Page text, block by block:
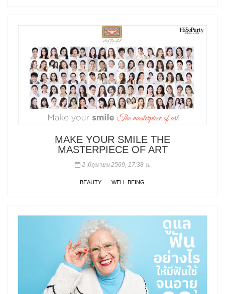
MAKE YOUR SMILE THE
MASTERPIECE OF ART
2 มิถุนายน 2569, 17:38 น.
BEAUTY WELL BEING